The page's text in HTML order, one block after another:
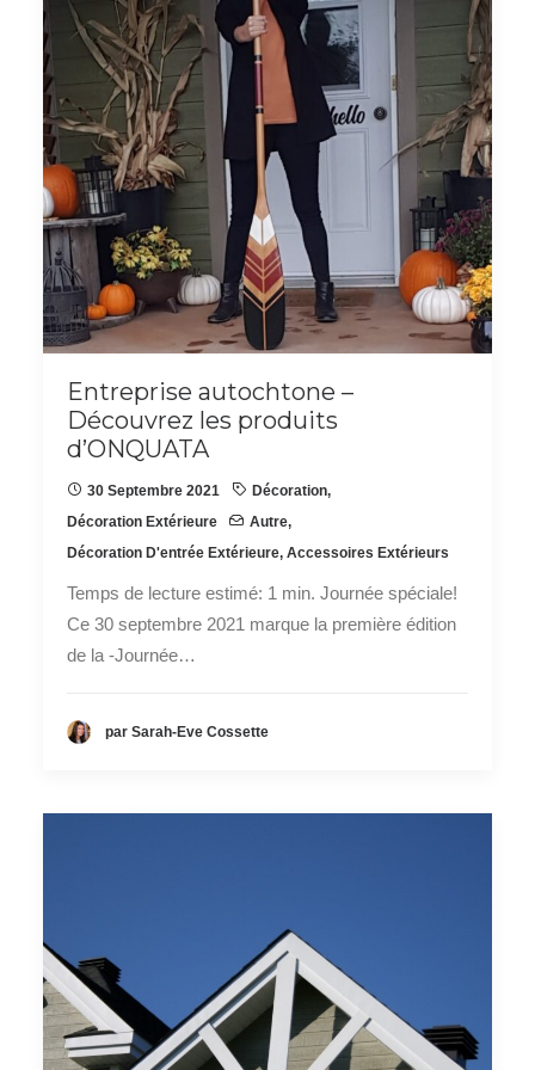
Entreprise autochtone –
Découvrez les produits
d’ONQUATA
30 Septembre 2021 Décoration,
Décoration Extérieure
Autre,
Décoration D'entrée Extérieure, Accessoires Extérieurs
Temps de lecture estimé: 1 min. Journée spéciale!
Ce 30 septembre 2021 marque la première édition
de la -Journée…
par Sarah-Eve Cossette